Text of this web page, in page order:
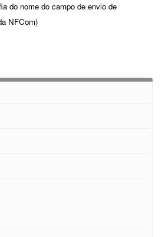
do nome do campo de envio de
NFCom)